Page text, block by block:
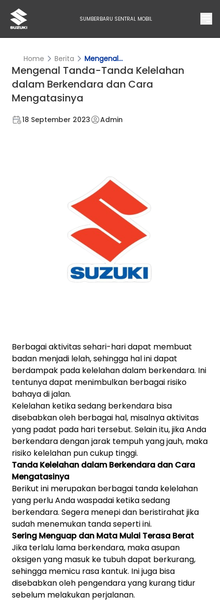
SUMBERBARU SENTRAL MOBIL
Home Berita Mengenal...
Mengenal Tanda-Tanda Kelelahan
dalam Berkendara dan Cara
Mengatasinya
18 September 2023 Admin
Berbagai aktivitas sehari-hari dapat membuat
badan menjadi lelah, sehingga hal ini dapat
berdampak pada kelelahan dalam berkendara. Ini
tentunya dapat menimbulkan berbagai risiko
bahaya di jalan.
Kelelahan ketika sedang berkendara bisa
disebabkan oleh berbagai hal, misalnya aktivitas
yang padat pada hari tersebut. Selain itu, jika Anda
berkendara dengan jarak tempuh yang jauh, maka
risiko kelelahan pun cukup tinggi.
Tanda Kelelahan dalam Berkendara dan Cara
Mengatasinya
Berikut ini merupakan berbagai tanda kelelahan
yang perlu Anda waspadai ketika sedang
berkendara. Segera menepi dan beristirahat jika
sudah menemukan tanda seperti ini.
Sering Menguap dan Mata Mulai Terasa Berat
Jika terlalu lama berkendara, maka asupan
oksigen yang masuk ke tubuh dapat berkurang,
sehingga memicu rasa kantuk. Ini juga bisa
disebabkan oleh pengendara yang kurang tidur
sebelum melakukan perjalanan.